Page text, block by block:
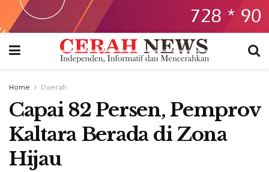
Home Daerah
Capai 82 Persen, Pemprov
Kaltara Berada di Zona
Hijau